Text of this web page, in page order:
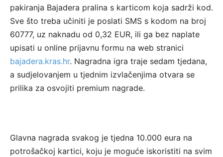
pakiranja Bajadera pralina s karticom koja sadrži kod.
Sve što treba učiniti je poslati SMS s kodom na broj
60777, uz naknadu od 0,32 EUR, ili ga bez naplate
upisati u online prijavnu formu na web stranici
bajadera.kras.hr. Nagradna igra traje sedam tjedana,
a sudjelovanjem u tjednim izvlačenjima otvara se
prilika za osvojiti premium nagrade.
Glavna nagrada svakog je tjedna 10.000 eura na
potrošačkoj kartici, koju je moguće iskoristiti na svim